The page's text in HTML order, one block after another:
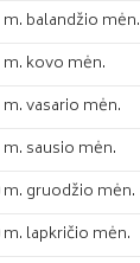
m. balandžio mėn.
m. kovo mėn.
m. vasario mėn.
m. sausio mėn.
m. gruodžio mėn.
m. lapkričio mėn.